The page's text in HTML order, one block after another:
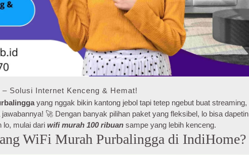
Solusi Internet Kenceng & Hemat!
yang nggak bikin kantong jebol tapi tetep ngebut buat streaming,
jawabannya! 🚀 Dengan banyak pilihan paket yang fleksibel, lo bisa dapetin
lo, mulai dari wifi murah 100 ribuan sampe yang lebih kenceng.
WiFi Murah Purbalingga di IndiHome?